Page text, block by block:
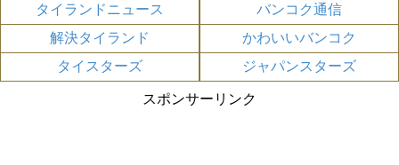
タイランドニュース
バンコク通信
解決タイランド
かわいいバンコク
タイスターズ
ジャパンスターズ
スポンサーリンク